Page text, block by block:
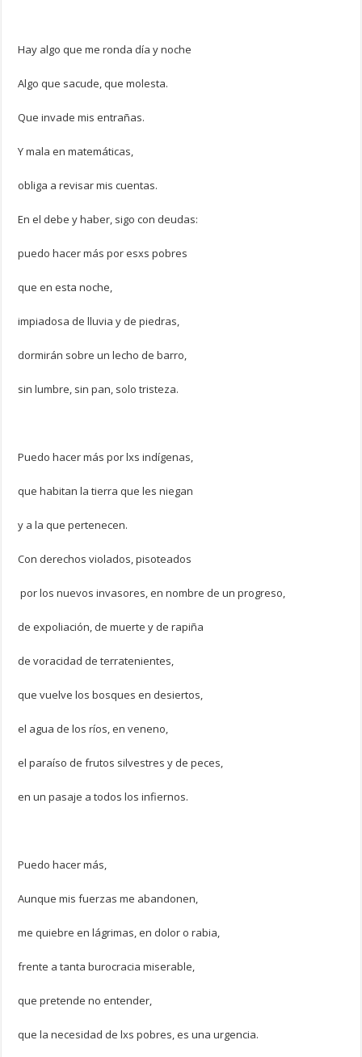
Hay algo que me ronda día y noche
Algo que sacude, que molesta.
Que invade mis entrañas.
Y mala en matemáticas,
obliga a revisar mis cuentas.
En el debe y haber, sigo con deudas:
puedo hacer más por esxs pobres
que en esta noche,
impiadosa de lluvia y de piedras,
dormirán sobre un lecho de barro,
sin lumbre, sin pan, solo tristeza.
Puedo hacer más por lxs indígenas,
que habitan la tierra que les niegan
y a la que pertenecen.
Con derechos violados, pisoteados
por los nuevos invasores, en nombre de un progreso,
de expoliación, de muerte y de rapiña
de voracidad de terratenientes,
que vuelve los bosques en desiertos,
el agua de los ríos, en veneno,
el paraíso de frutos silvestres y de peces,
en un pasaje a todos los infiernos.
Puedo hacer más,
Aunque mis fuerzas me abandonen,
me quiebre en lágrimas, en dolor o rabia,
frente a tanta burocracia miserable,
que pretende no entender,
que la necesidad de lxs pobres, es una urgencia.